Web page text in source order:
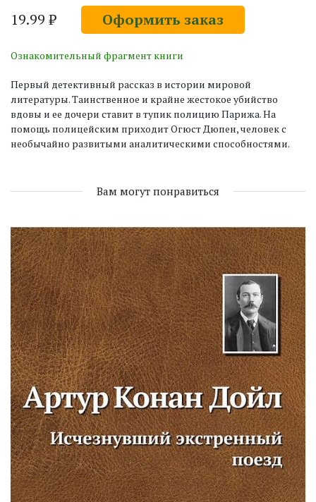
19.99 ₽ Оформить заказ
Ознакомительный фрагмент книги
Первый детективный рассказ в истории мировой
литературы. Таинственное и крайне жестокое убийство
вдовы и ее дочери ставит в тупик полицию Парижа. На
помощь полицейским приходит Огюст Дюпен, человек с
необычайно развитыми аналитическими способностями.
Вам могут понравиться